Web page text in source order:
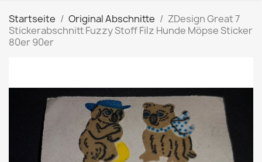
Startseite Original Abschnitte
ZDesign Great 7
Stickerabschnitt Fuzzy Stoff Filz Hunde Möpse Sticker
80er 90er